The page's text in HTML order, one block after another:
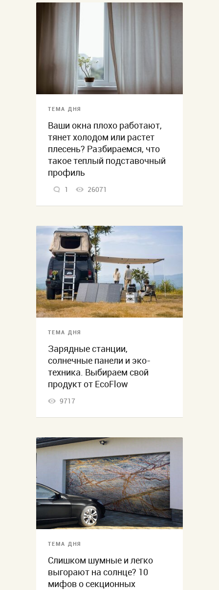
ТЕМА ДНЯ
Ваши окна плохо работают,
тянет холодом или растет
плесень? Разбираемся, что
такое теплый подставочный
профиль
1 26071
ТЕМА ДНЯ
Зарядные станции,
солнечные панели и эко-
техника. Выбираем свой
продукт от EcoFlow
9717
ТЕМА ДНЯ
Слишком шумные и легко
выгорают на солнце? 10
мифов о секционных